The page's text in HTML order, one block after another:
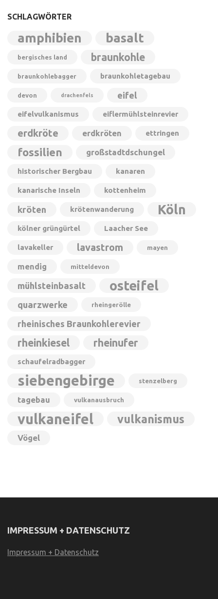
SCHLAGWÖRTER
amphibien basalt
bergisches land braunkohle
braunkohlebagger braunkohletagebau
devon drachenfels eifel
eifelvulkanismus eiflermühlsteinrevier
erdkröte erdkröten ettringen
fossilien großstadtdschungel
historischer Bergbau kanaren
kanarische Inseln kottenheim
kröten krötenwanderung Köln
kölner grüngürtel Laacher See
lavakeller lavastrom mayen
mendig mitteldevon
mühlsteinbasalt osteifel
quarzwerke rheingerölle
rheinisches Braunkohlerevier
rheinkiesel rheinufer
schaufelradbagger
siebengebirge stenzelberg
tagebau vulkanausbruch
vulkaneifel vulkanismus
Vögel
IMPRESSUM + DATENSCHUTZ
Impressum + Datenschutz